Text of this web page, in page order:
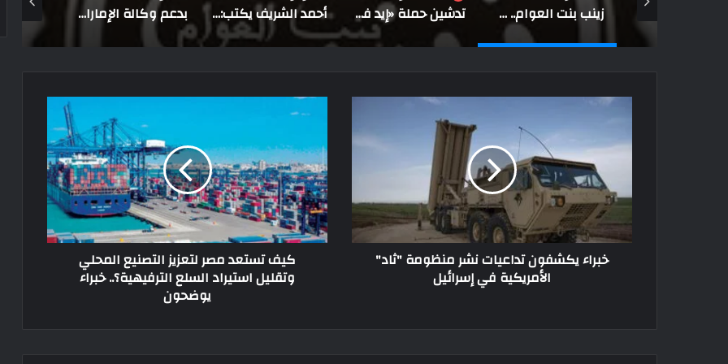
لواء د. سمير فرج يكتب: الواجب.. الشرف.. الوطن زينب بنت العوام.. شاعرة الإسلام الأولى تدشين حملة «إيد في إيد هننجح أكيد» بإعلام العريش أحمد الشريف يكتب: بنو سعود وعينهم الحمراء على اليمن بدعم وكالة الإمارات للمساعدات.. قافلة جديدة تعبر إلى غزة لتعزيز الأمن الغذائي
خبراء يكشفون تداعيات نشر منظومة "ثاد"
الأمريكية في إسرائيل
كيف تستعد مصر لتعزيز التصنيع المحلي
وتقليل استيراد السلع الترفيهية؟.. خبراء
يوضحون